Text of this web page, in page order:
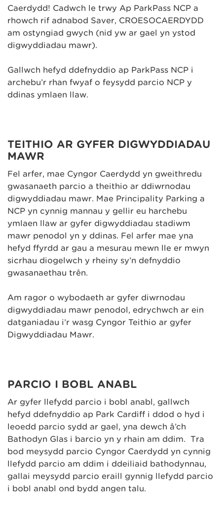
Caerdydd! Cadwch le trwy Ap ParkPass NCP a
rhowch rif adnabod Saver, CROESOCAERDYDD
am ostyngiad gwych (nid yw ar gael yn ystod
digwyddiadau mawr).
Gallwch hefyd ddefnyddio ap ParkPass NCP i
archebu’r rhan fwyaf o feysydd parcio NCP y
ddinas ymlaen llaw.
TEITHIO AR GYFER DIGWYDDIADAU
MAWR
Fel arfer, mae Cyngor Caerdydd yn gweithredu
gwasanaeth parcio a theithio ar ddiwrnodau
digwyddiadau mawr. Mae Principality Parking a
NCP yn cynnig mannau y gellir eu harchebu
ymlaen llaw ar gyfer digwyddiadau stadiwm
mawr penodol yn y ddinas. Fel arfer mae yna
hefyd ffyrdd ar gau a mesurau mewn lle er mwyn
sicrhau diogelwch y rheiny sy’n defnyddio
gwasanaethau trên.
Am ragor o wybodaeth ar gyfer diwrnodau
digwyddiadau mawr penodol, edrychwch ar ein
datganiadau i’r wasg Cyngor Teithio ar gyfer
Digwyddiadau Mawr.
PARCIO I BOBL ANABL
Ar gyfer llefydd parcio i bobl anabl, gallwch
hefyd ddefnyddio ap Park Cardiff i ddod o hyd i
leoedd parcio sydd ar gael, yna dewch â’ch
Bathodyn Glas i barcio yn y rhain am ddim. Tra
bod meysydd parcio Cyngor Caerdydd yn cynnig
llefydd parcio am ddim i ddeiliaid bathodynnau,
gallai meysydd parcio eraill gynnig llefydd parcio
i bobl anabl ond bydd angen talu.